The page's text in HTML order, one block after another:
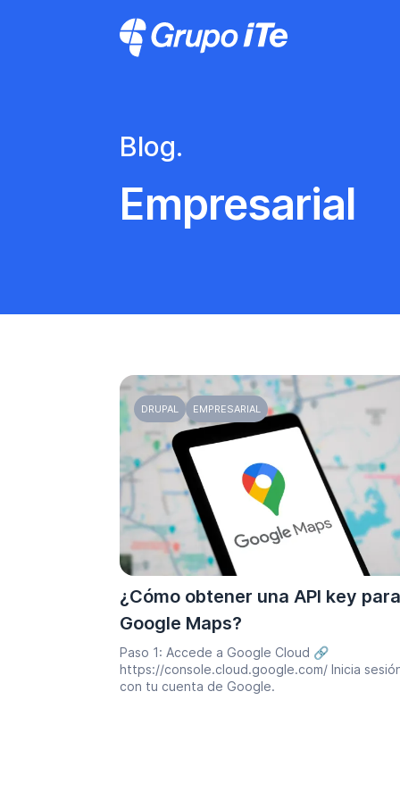
Blog.
Empresarial
DRUPAL EMPRESARIAL
¿Cómo obtener una API key para
Google Maps?
Paso 1: Accede a Google Cloud 🔗
https://console.cloud.google.com/ Inicia
con tu cuenta de Google.